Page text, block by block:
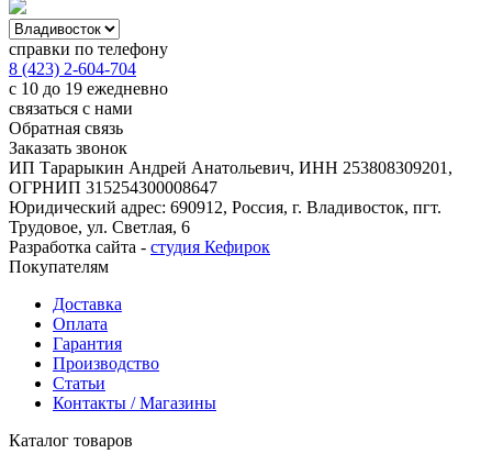
справки по телефону
8 (423) 2-604-704
с 10 до 19 ежедневно
связаться с нами
Обратная связь
Заказать звонок
ИП Тарарыкин Андрей Анатольевич, ИНН 253808309201,
ОГРНИП 315254300008647
Юридический адрес: 690912, Россия, г. Владивосток, пгт.
Трудовое, ул. Светлая, 6
Разработка сайта - студия Кефирок
Покупателям
Доставка
Оплата
Гарантия
Производство
Статьи
Контакты / Магазины
Каталог товаров